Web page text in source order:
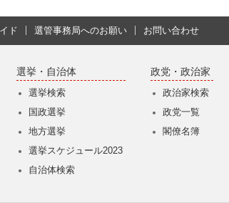
ド 選管事務局へのお願い お問い合わせ
選挙・自治体
選挙検索
国政選挙
地方選挙
選挙スケジュール2023
自治体検索
政党・政治家
政治家検索
政党一覧
閣僚名簿